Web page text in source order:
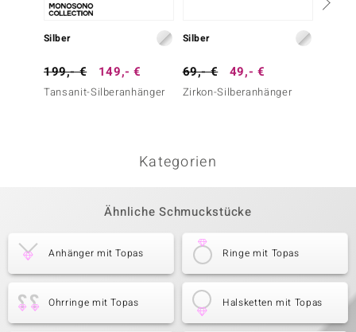
Silber
199,- € 149,- €
Tansanit-Silberanhänger
Silber
69,- € 49,- €
Zirkon-Silberanhänger
Kategorien
Ähnliche Schmuckstücke
Anhänger mit Topas Ringe mit Topas
Ohrringe mit Topas Halsketten mit Topas